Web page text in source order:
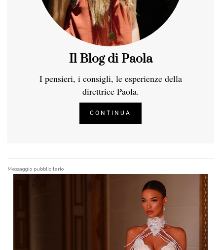
Il Blog di Paola
I pensieri, i consigli, le esperienze della
direttrice Paola.
CONTINUA
Messaggio pubblicitario